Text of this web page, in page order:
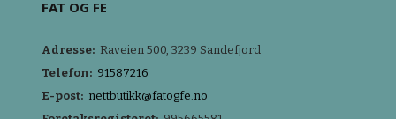
FAT OG FE
Adresse: Raveien 500, 3239 Sandefjord
Telefon: 91587216
E-post: nettbutikk@fatogfe.no